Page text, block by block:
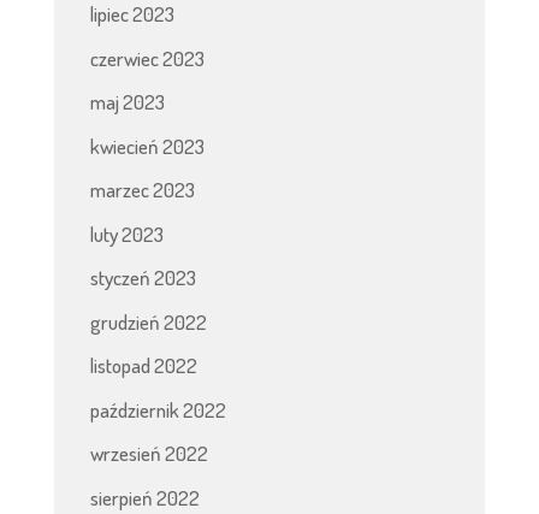
lipiec 2023
czerwiec 2023
maj 2023
kwiecień 2023
marzec 2023
luty 2023
styczeń 2023
grudzień 2022
listopad 2022
październik 2022
wrzesień 2022
sierpień 2022